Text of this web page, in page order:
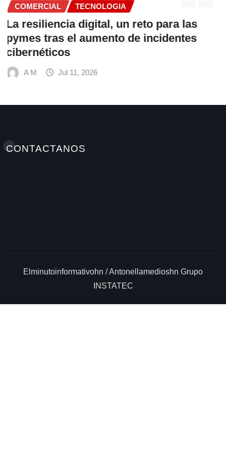
COMERCIAL
Fundación Ficohsa fortalece la
alimentación escolar y promueve
hábitos saludables junto al Programa
Mundial de Alimentos y Nestlé
Elminutoinformativohn / Antonellamedioshn Grupo